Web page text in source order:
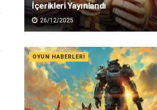
İçerikleri Yayınlandı
26/12/2025
OYUN HABERLERI